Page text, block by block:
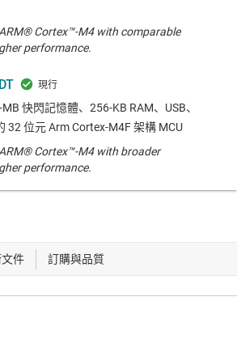
Cortex™-M4 with comparable
performance.
快閃記憶體、256-KB RAM、USB、
32 位元 Arm Cortex-M4F 架構 MCU
Cortex™-M4 with broader
performance.